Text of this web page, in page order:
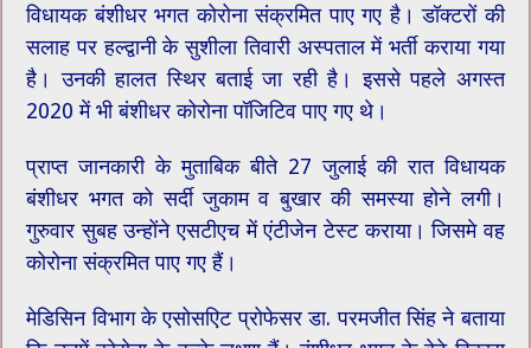
विधायक बंशीधर भगत कोरोना संक्रमित पाए गए है। डॉक्टरों की
सलाह पर हल्द्वानी के सुशीला तिवारी अस्पताल में भर्ती कराया गया
है। उनकी हालत स्थिर बताई जा रही है। इससे पहले अगस्त
2020 में भी बंशीधर कोरोना पॉजिटिव पाए गए थे।
प्राप्त जानकारी के मुताबिक बीते 27 जुलाई की रात विधायक
बंशीधर भगत को सर्दी जुकाम व बुखार की समस्या होने लगी।
गुरुवार सुबह उन्होंने एसटीएच में एंटीजेन टेस्ट कराया। जिसमे वह
कोरोना संक्रमित पाए गए हैं।
मेडिसिन विभाग के एसोसएिट प्रोफेसर डा. परमजीत सिंह ने बताया